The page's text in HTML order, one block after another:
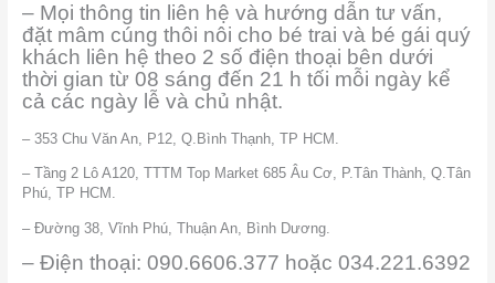
– Mọi thông tin liên hệ và hướng dẫn tư vấn,
đặt mâm cúng thôi nôi cho bé trai và bé gái quý
khách liên hệ theo 2 số điện thoại bên dưới
thời gian từ 08 sáng đến 21 h tối mỗi ngày kể
cả các ngày lễ và chủ nhật.
– 353 Chu Văn An, P12, Q.Bình Thạnh, TP HCM.
– Tầng 2 Lô A120, TTTM Top Market 685 Âu Cơ, P.Tân Thành, Q.Tân
Phú, TP HCM.
– Đường 38, Vĩnh Phú, Thuận An, Bình Dương.
– Điện thoại: 090.6606.377 hoặc 034.221.6392